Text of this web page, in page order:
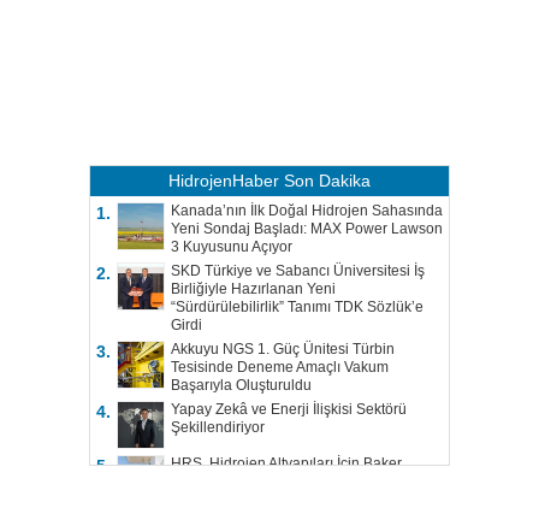
HidrojenHaber Son Dakika
1.
Kanada’nın İlk Doğal Hidrojen Sahasında
Yeni Sondaj Başladı: MAX Power Lawson
3 Kuyusunu Açıyor
2.
SKD Türkiye ve Sabancı Üniversitesi İş
Birliğiyle Hazırlanan Yeni
“Sürdürülebilirlik” Tanımı TDK Sözlük’e
Girdi
3.
Akkuyu NGS 1. Güç Ünitesi Türbin
Tesisinde Deneme Amaçlı Vakum
Başarıyla Oluşturuldu
4.
Yapay Zekâ ve Enerji İlişkisi Sektörü
Şekillendiriyor
5.
HRS, Hidrojen Altyapıları İçin Baker